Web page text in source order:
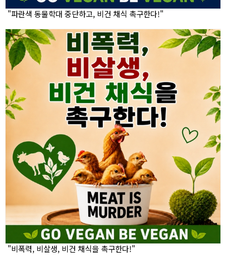
"파란색 동물학대 중단하고, 비건 채식 촉구한다!"
"비폭력, 비살생, 비건 채식을 촉구한다!"